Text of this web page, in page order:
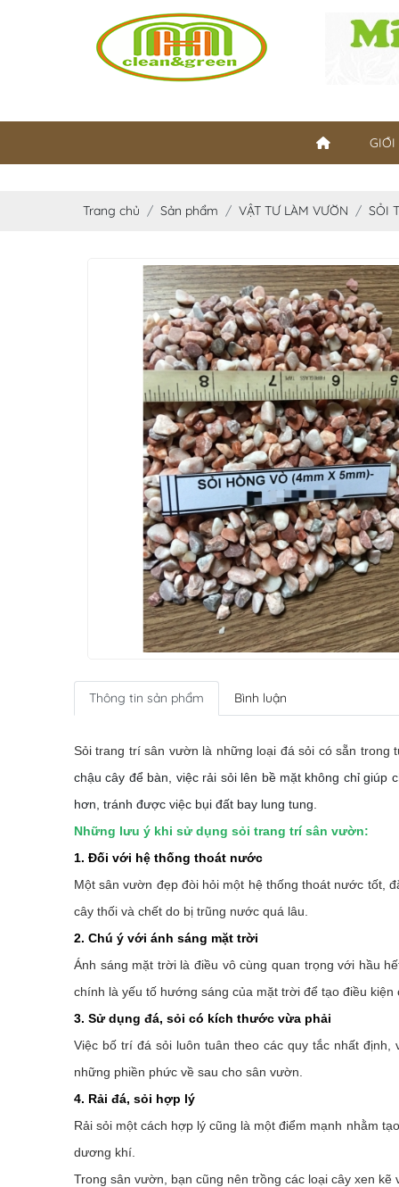
GIỚI
Trang chủ Sản phẩm VẬT TƯ LÀM VƯỜN SỎI
Thông tin sản phẩm Bình luận
Sỏi trang trí sân vườn là những loại đá sỏi có sẵn
chậu cây để bàn, việc rải sỏi lên bề mặt không chỉ
hơn, tránh được việc bụi đất bay lung tung.
Những lưu ý khi sử dụng sỏi trang trí sân vườn:
1. Đối với hệ thống thoát nước
Một sân vườn đẹp đòi hỏi một hệ thống thoát nước tốt,
cây thối và chết do bị trũng nước quá lâu.
2. Chú ý với ánh sáng mặt trời
Ánh sáng mặt trời là điều vô cùng quan trọng với hầu
chính là yếu tố hướng sáng của mặt trời để tạo điều
3. Sử dụng đá, sỏi có kích thước vừa phải
Việc bố trí đá sỏi luôn tuân theo các quy tắc nhất
những phiền phức về sau cho sân vườn.
4. Rải đá, sỏi hợp lý
Rải sỏi một cách hợp lý cũng là một điểm mạnh nhằm
dương khí.
Trong sân vườn, bạn cũng nên trồng các loại cây xen